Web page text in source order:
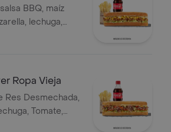
BBQ, maíz
lechuga,
y
Ropa Vieja
Res Desmechada,
Tomate,
Salsa Bbq,